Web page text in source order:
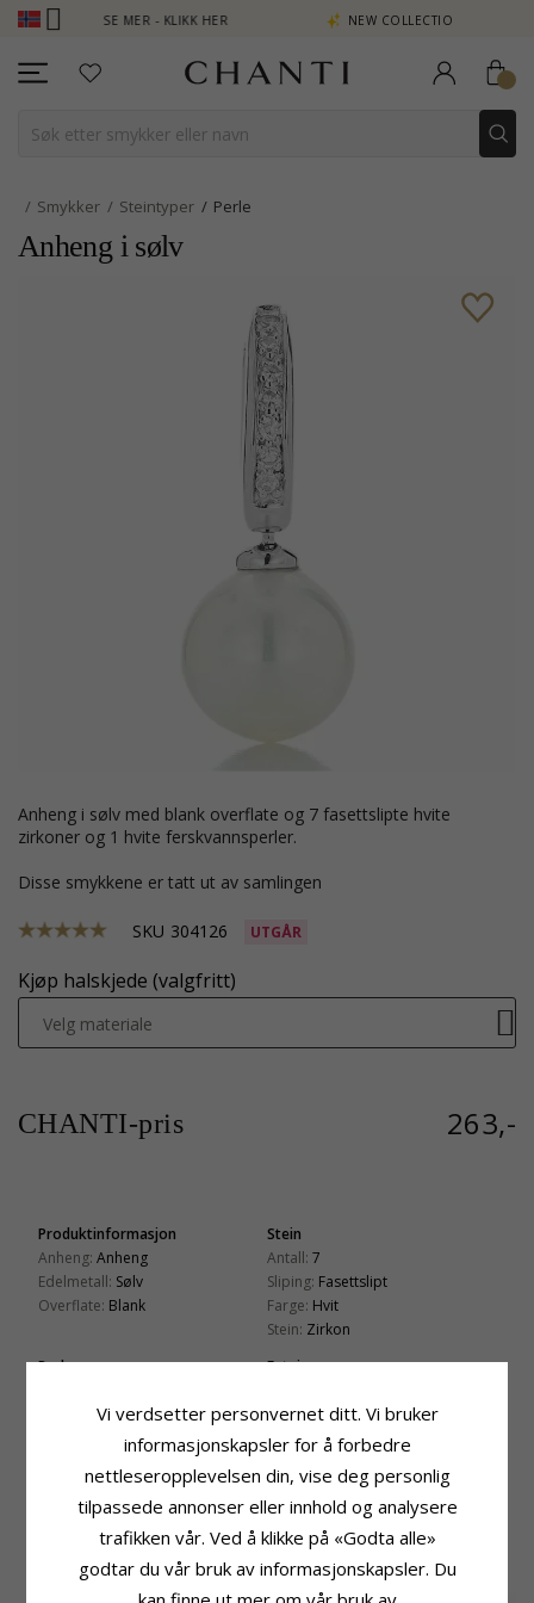
SE MER - KLIKK HER NEW COLLECTION | AURA
Smykker Steintyper Perle
Anheng i sølv
anheng i sølv med blank overflate og 7 fasettslipte hvite
zirkoner og 1 hvite ferskvannsperler.
Disse smykkene er tatt ut av samlingen
SKU 304126 UTGÅR
Kjøp halskjede (valgfritt)
Velg materiale
CHANTI-pris 263,-
Produktinformasjon
Anheng: Anheng
Edelmetall: Sølv
Overflate: Blank
Stein
Antall: 7
Sliping: Fasettslipt
Farge: Hvit
Stein: Zirkon
Perle
Hvit
Ferskvannsperle
Fatning
Bredde: 7,5 mm
Dybde: 7,5 mm
Leveringstid
Leveringstid:
Ca. 5-10 Hverdager
KUNDER KJØPER OGSÅ
Vi verdsetter personvernet ditt. Vi bruker
informasjonskapsler for å forbedre
nettleseropplevelsen din, vise deg personlig
tilpassede annonser eller innhold og analysere
trafikken vår. Ved å klikke på «Godta alle»
godtar du vår bruk av informasjonskapsler. Du